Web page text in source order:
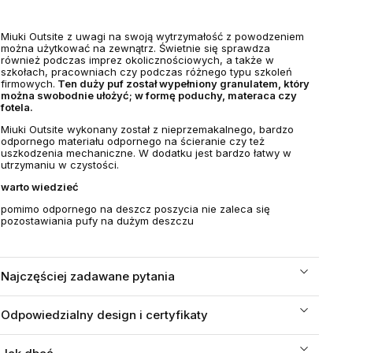
Miuki Outsite z uwagi na swoją wytrzymałość z powodzeniem
można użytkować na zewnątrz. Świetnie się sprawdza
również podczas imprez okolicznościowych, a także w
szkołach, pracowniach czy podczas różnego typu szkoleń
firmowych. Ten duży puf został wypełniony granulatem, który
można swobodnie ułożyć; w formę poduchy, materaca czy
fotela.
Miuki Outsite wykonany został z nieprzemakalnego, bardzo
odpornego materiału odpornego na ścieranie czy też
uszkodzenia mechaniczne. W dodatku jest bardzo łatwy w
utrzymaniu w czystości.
warto wiedzieć
pomimo odpornego na deszcz poszycia nie zaleca się
pozostawiania pufy na dużym deszczu
Najczęściej zadawane pytania
Odpowiedzialny design i certyfikaty